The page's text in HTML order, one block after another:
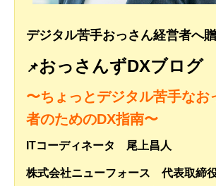
デジタル苦手おっさん経営者へ
📌おっさんずDXブログ
〜ちょっとデジタル苦手なお
者のためのDX指南〜
ITコーディネータ 尾上昌人
株式会社ニューフォース 代表取締